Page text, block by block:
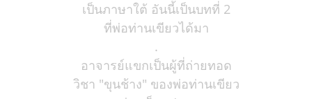
เป็นภาษาใต้ อันนี้เป็นบทที่ 2
ที่พ่อท่านเขียวได้มา
.
อาจารย์แขกเป็นผู้ที่ถ่ายทอด
วิชา "ขุนช้าง" ของพ่อท่านเขียว